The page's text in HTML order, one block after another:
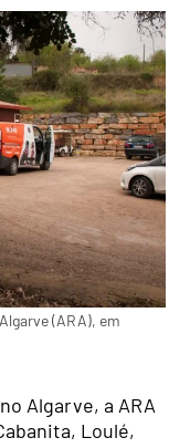
(ARA), em
Algarve, a ARA
Loulé,